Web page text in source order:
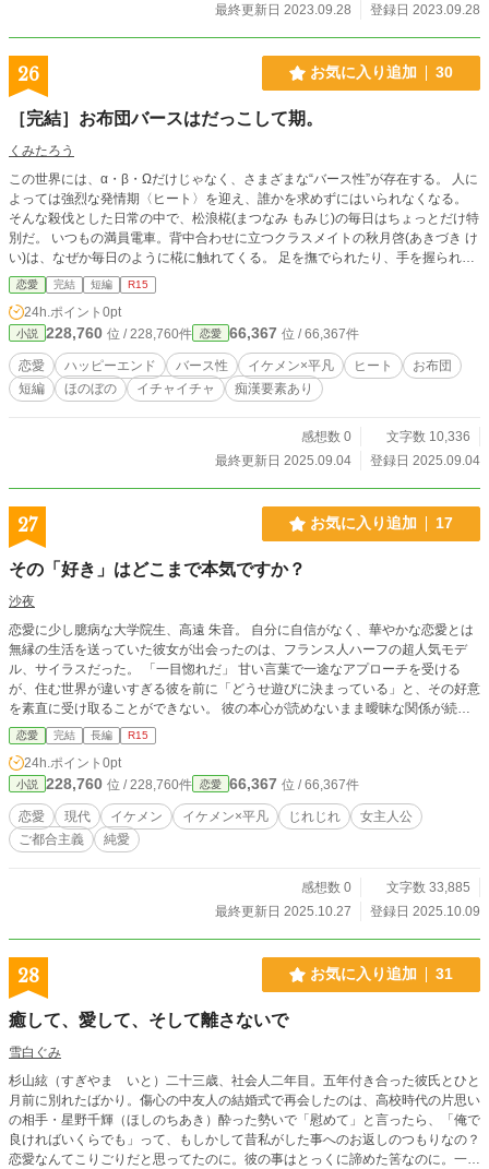
最終更新日 2023.09.28
登録日 2023.09.28
26 お気に入り追加 30
［完結］お布団バースはだっこして期。
くみたろう
この世界には、α・β・Ωだけじゃなく、さまざまな“バース性”が存在する。 人に
よっては強烈な発情期〈ヒート〉を迎え、誰かを求めずにはいられなくなる。
そんな殺伐とした日常の中で、松浪椛(まつなみ もみじ)の毎日はちょっとだけ特
別だ。 いつもの満員電車。背中合わせに立つクラスメイトの秋月啓(あきづき け
い)は、なぜか毎日のように椛に触れてくる。 足を撫でられたり、手を握られた
り――誰にも気づかれない小さな痴漢。 なのにそこには、なぜか安心するよう
な甘さがあって、とろけそうになる心。 それは“独占”にも似た執着で――。 眠
気とぬくもりに溺れていく、痴漢から始まる、ゆるふわ甘え独占ラブ。
恋愛 完結 短編 R15
24h.ポイント 0pt
小説 228,760 位 / 228,760件 恋愛 66,367 位 / 66,367件
恋愛 ハッピーエンド バース性 イケメン×平凡 ヒート
お布団
短編
ほのぼの イチャイチャ 痴漢要素あり
感想数 0
文字数 10,336
最終更新日 2025.09.04
登録日 2025.09.04
27 お気に入り追加 17
その「好き」はどこまで本気ですか？
沙夜
恋愛に少し臆病な大学院生、高遠 朱音。 自分に自信がなく、華やかな恋愛とは
無縁の生活を送っていた彼女が出会ったのは、フランス人ハーフの超人気モデ
ル、サイラスだった。 「一目惚れだ」 甘い言葉で一途なアプローチを受ける
が、住む世界が違いすぎる彼を前に「どうせ遊びに決まっている」と、その好意
を素直に受け取ることができない。 彼の本心が読めないまま曖昧な関係が続く
中、朱音はサイラスが他の女性とキスをする場面を目撃してしまう。 「やっぱ
り遊びだった」と冷静を装う彼女だったが、その胸には、今まで知らなかった鋭
い痛みが走り始めていた。
恋愛 完結 長編 R15
24h.ポイント 0pt
小説 228,760 位 / 228,760件 恋愛 66,367 位 / 66,367件
恋愛 現代 イケメン イケメン×平凡 じれじれ
女主人公
ご都合主義
純愛
感想数 0
文字数 33,885
最終更新日 2025.10.27
登録日 2025.10.09
28 お気に入り追加 31
癒して、愛して、そして離さないで
雪白ぐみ
杉山絃（すぎやま いと）二十三歳、社会人二年目。五年付き合った彼氏とひと
月前に別れたばかり。傷心の中友人の結婚式で再会したのは、高校時代の片思い
の相手・星野千輝（ほしのちあき）酔った勢いで「慰めて」と言ったら、「俺で
良ければいくらでも」って、もしかして昔私がした事へのお返しのつもりなの？
恋愛なんてこりごりだと思ってたのに。彼の事はとっくに諦めた筈なのに。一